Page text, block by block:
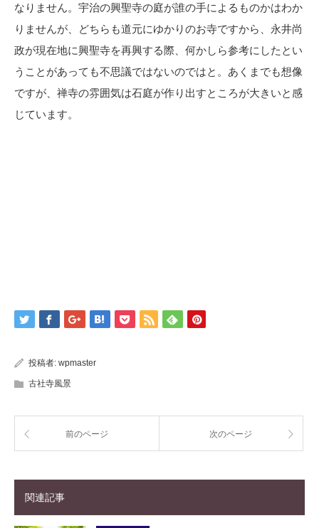
なりません。宇治の興聖寺の庭が誰の手によるものかはわか
りませんが、どちらも道元にゆかりのお寺ですから、永井尚
政が現在地に興聖寺を再興する際、何かしら参考にしたとい
うことがあっても不思議ではないのではと。あくまでも想像
ですが、禅寺の雰囲気は石庭が作り出すところが大きいと感
じています。
投稿者: wpmaster
古社寺風景
前のページ 次のページ
関連記事